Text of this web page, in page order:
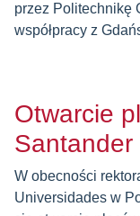
przez Politechnikę
współpracy z
Otwarcie
Santander
W obecności
Universidades w